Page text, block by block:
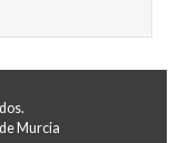
Murcia